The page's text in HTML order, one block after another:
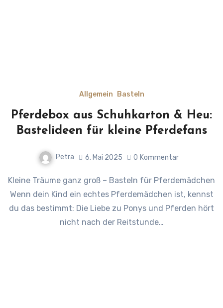
Allgemein Basteln
Pferdebox aus Schuhkarton & Heu:
Bastelideen für kleine Pferdefans
Petra 6. Mai 2025 0 Kommentar
Kleine Träume ganz groß – Basteln für Pferdemädchen
Wenn dein Kind ein echtes Pferdemädchen ist, kennst
du das bestimmt: Die Liebe zu Ponys und Pferden hört
nicht nach der Reitstunde…